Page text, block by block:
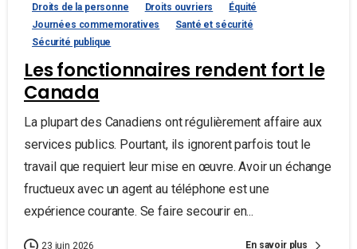
Droits de la personne Droits ouvriers
Équité
Journées commemoratives
Santé et sécurité
Sécurité publique
Les fonctionnaires rendent fort le
Canada
La plupart des Canadiens ont régulièrement affaire aux
services publics. Pourtant, ils ignorent parfois tout le
travail que requiert leur mise en œuvre. Avoir un échange
fructueux avec un agent au téléphone est une
expérience courante. Se faire secourir en...
23 juin 2026 En savoir plus